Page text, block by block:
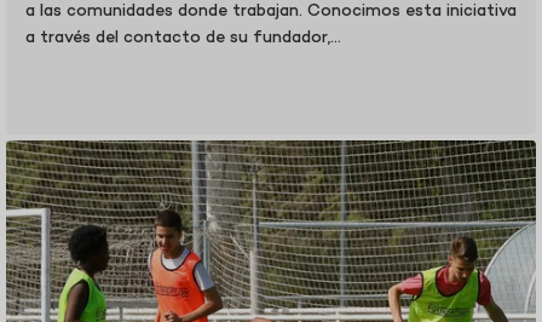
a las comunidades donde trabajan. Conocimos esta iniciativa
a través del contacto de su fundador,...